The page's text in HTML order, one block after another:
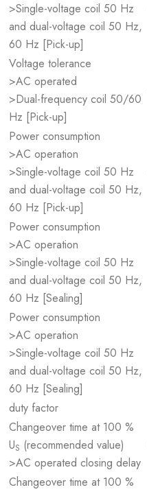
>Single-voltage coil 50 Hz
and dual-voltage coil 50 Hz,
60 Hz [Pick-up]
Voltage tolerance
>AC operated
>Dual-frequency coil 50/60
Hz [Pick-up]
Power consumption
>AC operation
>Single-voltage coil 50 Hz
and dual-voltage coil 50 Hz,
60 Hz [Pick-up]
Power consumption
>AC operation
>Single-voltage coil 50 Hz
and dual-voltage coil 50 Hz,
60 Hz [Sealing]
Power consumption
>AC operation
>Single-voltage coil 50 Hz
and dual-voltage coil 50 Hz,
60 Hz [Sealing]
duty factor
Changeover time at 100 %
US (recommended value)
>AC operated closing delay
Changeover time at 100 %